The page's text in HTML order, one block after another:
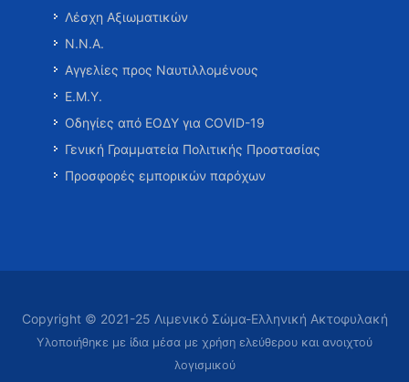
Λέσχη Αξιωματικών
Ν.Ν.Α.
Αγγελίες προς Ναυτιλλομένους
Ε.Μ.Υ.
Οδηγίες από ΕΟΔΥ για COVID-19
Γενική Γραμματεία Πολιτικής Προστασίας
Προσφορές εμπορικών παρόχων
Copyright © 2021-25 Λιμενικό Σώμα-Ελληνική Ακτοφυλακή
Υλοποιήθηκε με ίδια μέσα με χρήση ελεύθερου και ανοιχτού
λογισμικού